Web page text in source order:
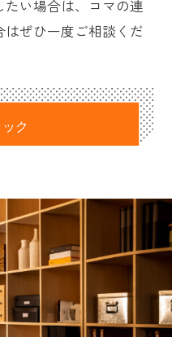
い場合は、コマの連
ぜひ一度ご相談くだ
ク